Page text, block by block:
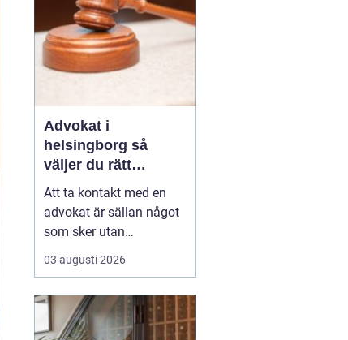
Advokat i
helsingborg så
väljer du rätt
juridisk hjälp
Att ta kontakt med en
advokat är sällan något
som sker utan
anledning. Ofta handlar
det om en konflikt, en
affärsmöjlighet som
kräver trygg juridisk
03 augusti 2026